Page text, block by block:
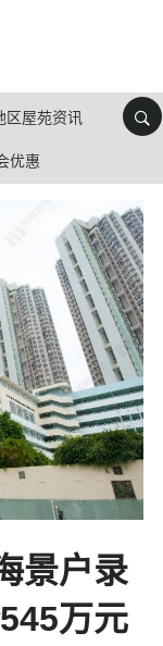
区屋苑资讯
优惠
景户录
万元